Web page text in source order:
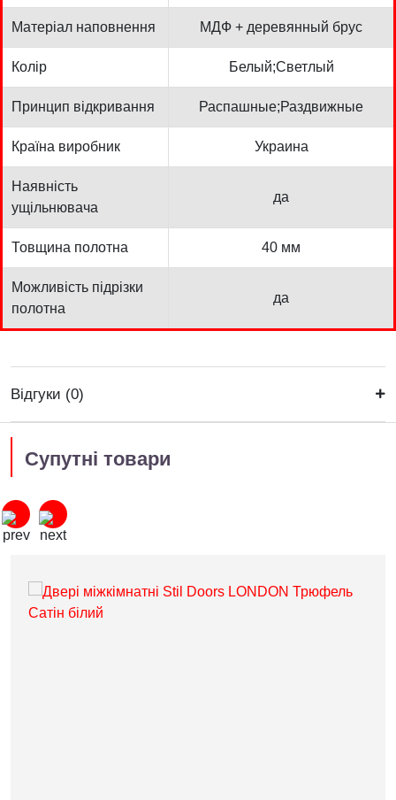
Матеріал наповнення МДФ + деревянный брус
Колір Белый;Светлый
Принцип відкривання Распашные;Раздвижные
Країна виробник Украина
Наявність
ущільнювача
да
Товщина полотна 40 мм
Можливість підрізки
полотна
да
Відгуки (0)
Супутні товари